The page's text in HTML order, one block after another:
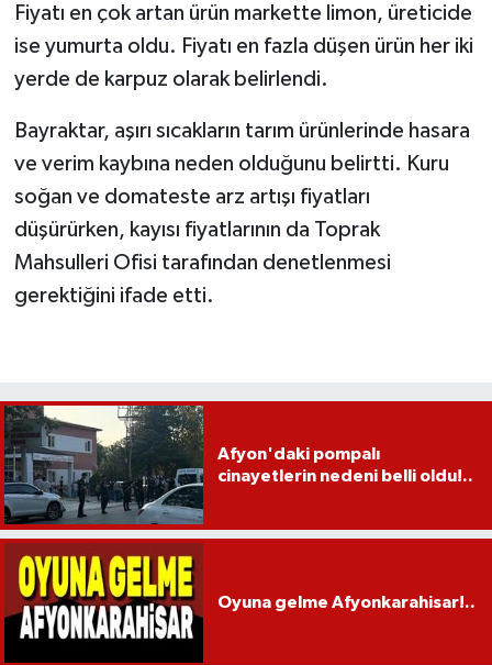
Fiyatı en çok artan ürün markette limon, üreticide
ise yumurta oldu. Fiyatı en fazla düşen ürün her iki
yerde de karpuz olarak belirlendi.
Bayraktar, aşırı sıcakların tarım ürünlerinde hasara
ve verim kaybına neden olduğunu belirtti. Kuru
soğan ve domateste arz artışı fiyatları
düşürürken, kayısı fiyatlarının da Toprak
Mahsulleri Ofisi tarafından denetlenmesi
gerektiğini ifade etti.
Afyon'daki pompalı
cinayetlerin nedeni belli oldu!..
Oyuna gelme Afyonkarahisar!..